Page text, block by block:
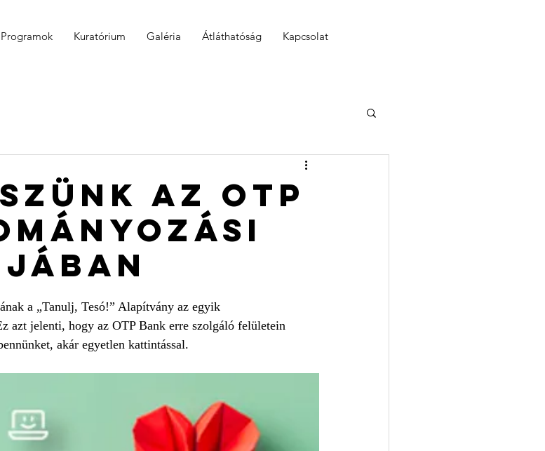
Programok Kuratórium Galéria Átláthatóság Kapcsolat
az OTP
a „Tanulj, Tesó!” Alapítvány az egyik
azt jelenti, hogy az OTP Bank erre szolgáló felületein
akár egyetlen kattintással.